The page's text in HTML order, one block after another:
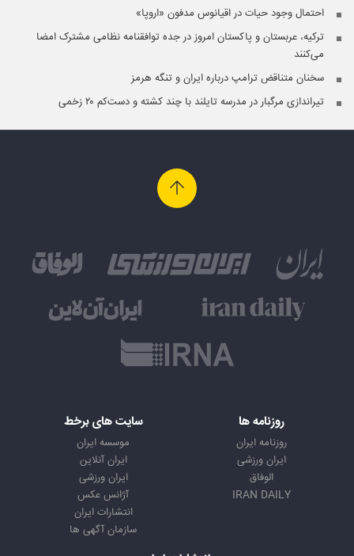
احتمال وجود حیات در اقیانوس مدفون «اروپا»
ترکیه، عربستان و پاکستان امروز در جده توافقنامه نظامی مشترک امضا
می‌کنند
سخنان متناقض ترامپ درباره ایران و تنگه هرمز
تیراندازی مرگبار در مدرسه‌ تایلند با چند کشته و دست‌کم ۲۰ زخمی
روزنامه ها
روزنامه ایران
ایران ورزشی
الوفاق
IRAN DAILY
سایت های برخط
موسسه ایران
ایران آنلاین
ایران ورزشی
آژانس عکس
انتشارات ایران
سازمان آگهی ها